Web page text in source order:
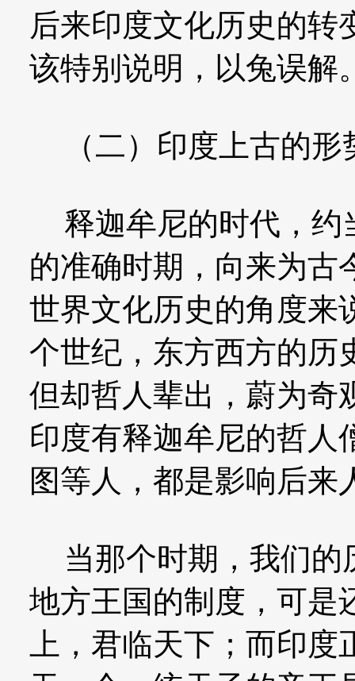
后来印度文化历史的转
该特别说明，以兔误解
（二）印度上古的形
释迦牟尼的时代，约
的准确时期，向来为古
世界文化历史的角度来
个世纪，东方西方的历
但却哲人辈出，蔚为奇
印度有释迦牟尼的哲人
图等人，都是影响后来
当那个时期，我们的
地方王国的制度，可是
上，君临天下；而印